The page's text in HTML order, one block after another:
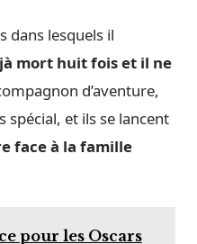
dans lesquels il
mort huit fois et il ne
d’aventure,
spécial, et ils se lancent
face à la famille
pour les Oscars